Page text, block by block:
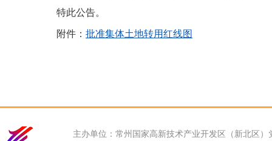
特此公告。
附件： 批准集体土地转用红线图
主办单位：常州国家高新技术产业开发区（新北区）